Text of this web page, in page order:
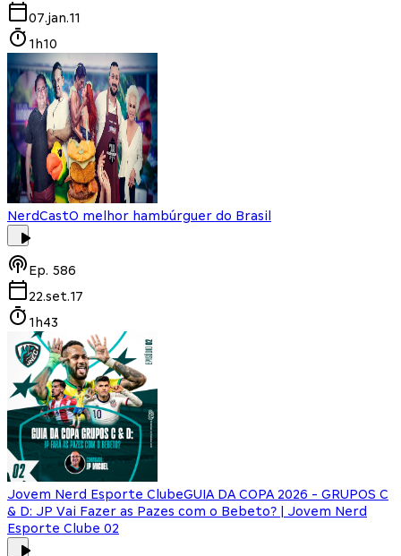
07.jan.11
1h10
NerdCastO melhor hambúrguer do Brasil
Ep. 586
22.set.17
1h43
Jovem Nerd Esporte ClubeGUIA DA COPA 2026 - GRUPOS C
& D: JP Vai Fazer as Pazes com o Bebeto? | Jovem Nerd
Esporte Clube 02